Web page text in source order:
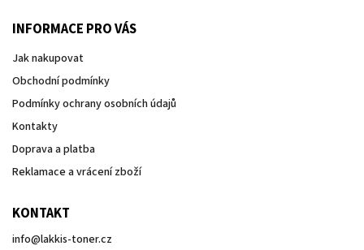
INFORMACE PRO VÁS
Jak nakupovat
Obchodní podmínky
Podmínky ochrany osobních údajů
Kontakty
Doprava a platba
Reklamace a vrácení zboží
KONTAKT
info@lakkis-toner.cz